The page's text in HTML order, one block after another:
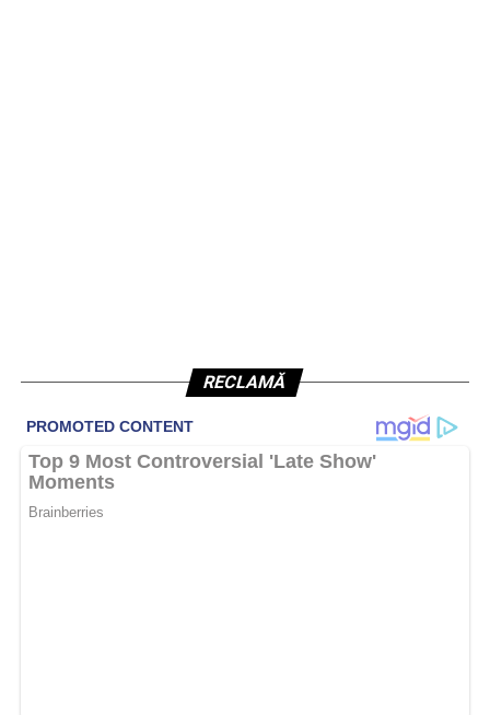
RECLAMĂ